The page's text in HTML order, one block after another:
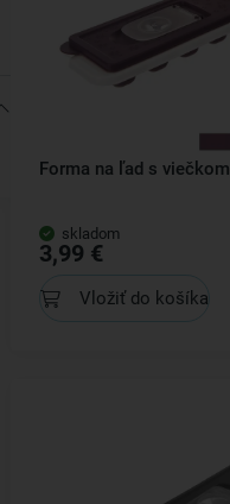
Forma na ľad s viečkom
skladom
3,99 €
Vložiť do košíka